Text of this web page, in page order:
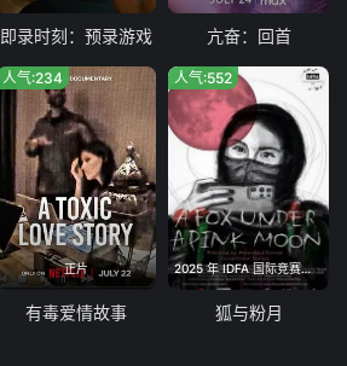
即录时刻：预录游戏 亢奋：回首
正片
人气:234
有毒爱情故事
2025 年 IDFA 国际竞赛单元最佳影片
人气:552
狐与粉月